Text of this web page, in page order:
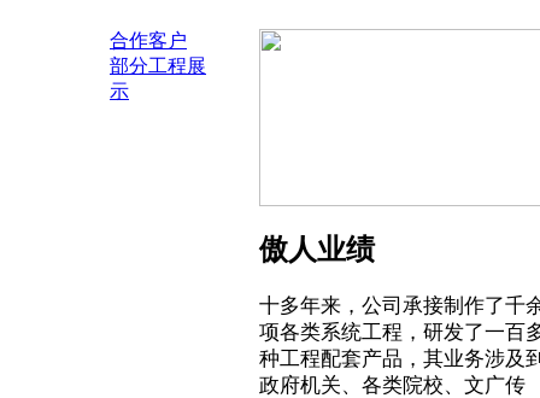
合作客户
部分工程展
示
傲人业绩
十多年来，公司承接制作了千
项各类系统工程，研发了一百
种工程配套产品，其业务涉及
政府机关、各类院校、文广传